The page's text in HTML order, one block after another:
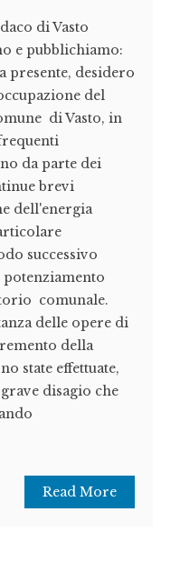
di Vasto
e pubblichiamo:
presente, desidero
del
di Vasto, in
da parte dei
brevi
dell'energia
successivo
comunale.
delle opere di
della
state effettuate,
disagio che
Read More